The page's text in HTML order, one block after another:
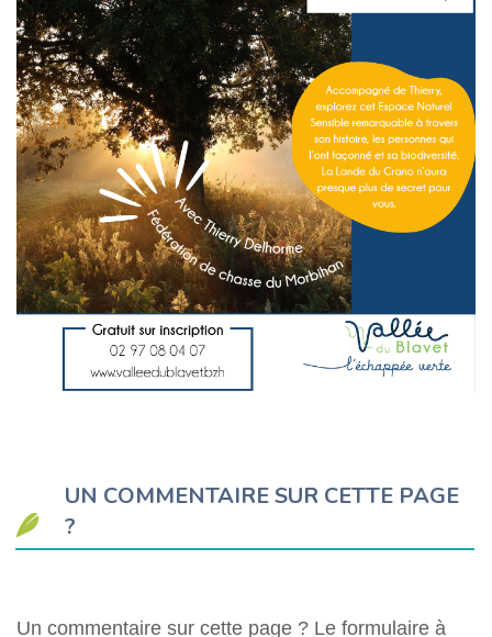
UN COMMENTAIRE SUR CETTE PAGE
?
Un commentaire sur cette page ? Le formulaire à